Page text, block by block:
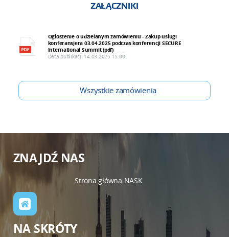
ZAŁĄCZNIKI
Ogłoszenie o udzielanym zamówieniu - Zakup usługi
konferansjera 03.04.2025 podczas konferencji SECURE
International Summit (pdf)
Data publikacji 14.03.2025 15:00
Wszystkie zamówienia
ZNAJDŹ NAS
Strona główna NASK
NA SKRÓTY